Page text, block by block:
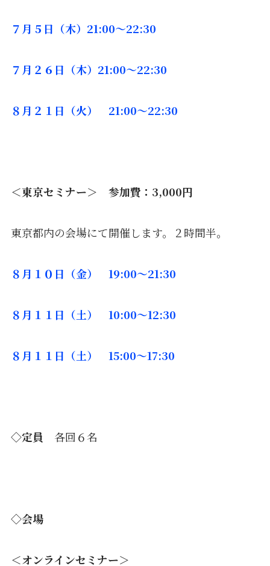
７月５日（木）21:00〜22:30
７月２６日（木）21:00〜22:30
８月２１日（火） 21:00〜22:30
＜東京セミナー＞ 参加費：3,000円
東京都内の会場にて開催します。２時間半。
８月１０日（金） 19:00〜21:30
８月１１日（土） 10:00〜12:30
８月１１日（土） 15:00〜17:30
◇定員 各回６名
◇会場
＜オンラインセミナー＞